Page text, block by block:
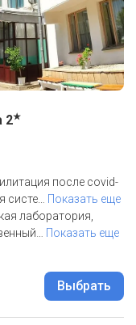
2★
после covid-
систе
Показать еще
лаборатория,
Показать еще
Выбрать